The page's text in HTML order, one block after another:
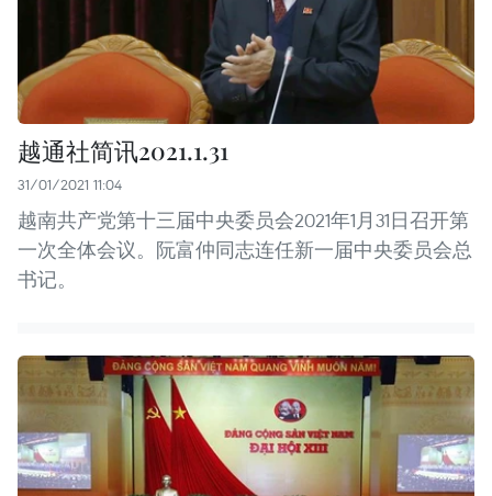
越通社简讯2021.1.31
31/01/2021 11:04
越南共产党第十三届中央委员会2021年1月31日召开第
一次全体会议。阮富仲同志连任新一届中央委员会总
书记。